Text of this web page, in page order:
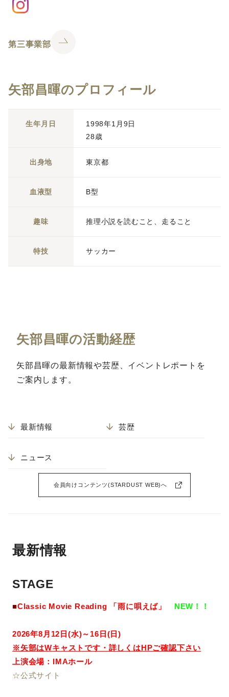
第三事業部
矢部昌暉のプロフィール
生年月日
1998年1月9日
28歳
出身地 東京都
血液型 B型
趣味 推理小説を読むこと、走ること
特技 サッカー
矢部昌暉の活動経歴
矢部昌暉の最新情報や芸歴、イベントレポートを
ご案内します。
最新情報 芸歴
ニュース
会員向けコンテンツ(STARDUST WEB)へ
最新情報
STAGE
■Classic Movie Reading 「雨に唄えば」 NEW！！
2026年8月12日(水)～16日(日)
※矢部はWキャストです・詳しくはHPご確認下さい
上演会場：IMAホール
☆公式サイト